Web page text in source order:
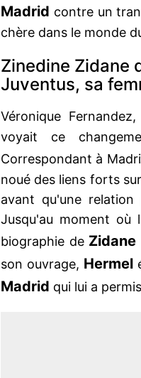
Madrid contre un
chère dans le monde
Zinedine Zidane
Juventus, sa
Véronique
voyait ce
Correspondant à
noué des liens forts
avant qu'une relation
Jusqu'au moment où
biographie de Zidane
son ouvrage, Hermel
Madrid qui lui a